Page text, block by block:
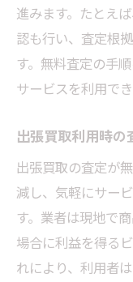
進みます。たとえ
認も行い、査定根
す。無料査定の手
サービスを利用でき
出張買取利用時
出張買取の査定が
減し、気軽にサー
す。業者は現地で
場合に利益を得る
れにより、利用者